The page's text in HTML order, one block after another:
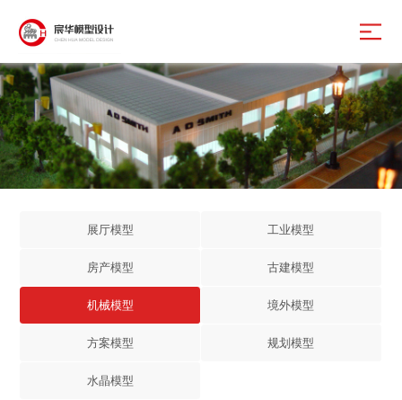
展厅模型 工业模型
房产模型 古建模型
机械模型 境外模型
方案模型 规划模型
水晶模型